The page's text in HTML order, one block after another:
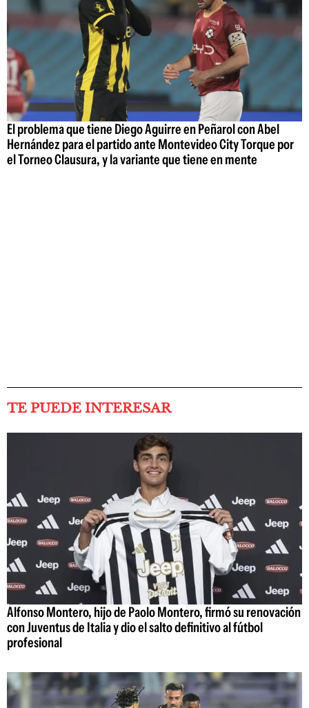
El problema que tiene Diego Aguirre en Peñarol con Abel
Hernández para el partido ante Montevideo City Torque por
el Torneo Clausura, y la variante que tiene en mente
TE PUEDE INTERESAR
Alfonso Montero, hijo de Paolo Montero, firmó su renovación
con Juventus de Italia y dio el salto definitivo al fútbol
profesional